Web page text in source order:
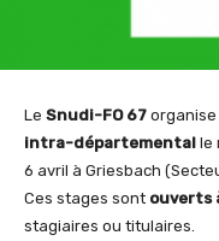
Le Snudi-FO 67 organise
intra-départemental le
6 avril à Griesbach
Ces stages sont ouverts
stagiaires ou titulaires.